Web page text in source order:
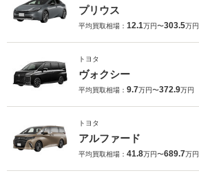
プリウス
平均買取相場： 12.1万円〜303.5万円
トヨタ
ヴォクシー
平均買取相場： 9.7万円〜372.9万円
トヨタ
アルファード
平均買取相場： 41.8万円〜689.7万円